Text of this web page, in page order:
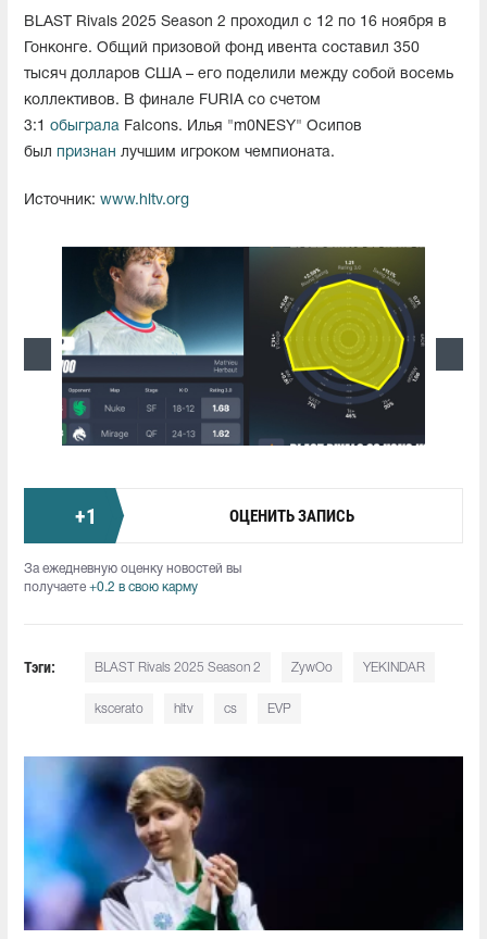
BLAST Rivals 2025 Season 2 проходил с 12 по 16 ноября в
Гонконге. Общий призовой фонд ивента составил 350
тысяч долларов США – его поделили между собой восемь
коллективов. В финале FURIA со счетом
3:1 обыграла Falcons. Илья "m0NESY" Осипов
был признан лучшим игроком чемпионата.
Источник: www.hltv.org
+1 ОЦЕНИТЬ ЗАПИСЬ
За ежедневную оценку новостей вы
получаете +0.2 в свою карму
Тэги: BLAST Rivals 2025 Season 2 ZywOo YEKINDAR
kscerato hltv cs EVP